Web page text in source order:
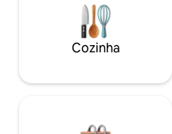
para crianças. Só que,
estacionamento, há uma
metros que não é
asfaltada, devido a obras
Cozinha